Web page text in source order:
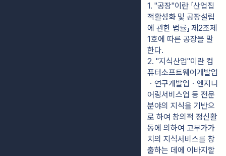
1. "공장"이란 「산업집
적활성화 및 공장설립
에 관한 법률」 제2조제
1호에 따른 공장을 말
한다.
2. "지식산업"이란 컴
퓨터소프트웨어개발업
ㆍ연구개발업ㆍ엔지니
어링서비스업 등 전문
분야의 지식을 기반으
로 하여 창의적 정신활
동에 의하여 고부가가
치의 지식서비스를 창
출하는 데에 이바지할